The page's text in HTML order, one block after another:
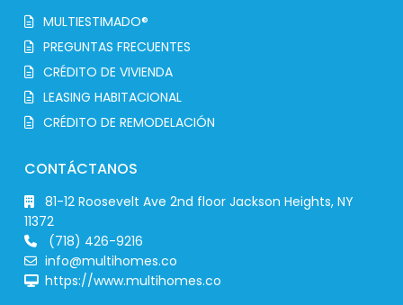
MULTIESTIMADO®
PREGUNTAS FRECUENTES
CRÉDITO DE VIVIENDA
LEASING HABITACIONAL
CRÉDITO DE REMODELACIÓN
CONTÁCTANOS
81-12 Roosevelt Ave 2nd floor Jackson Heights, NY
11372
(718) 426-9216
info@multihomes.co
https://www.multihomes.co